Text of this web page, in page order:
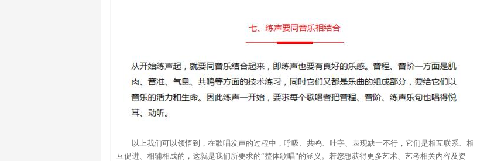
以上我们可以领悟到，在歌唱发声的过程中，呼吸、共鸣、吐字、表现缺一不行，它们是相互联系、相
互促进、相辅相成的，这就是我们所要求的“整体歌唱”的涵义。若您想获得更多艺术、艺考相关内容及资